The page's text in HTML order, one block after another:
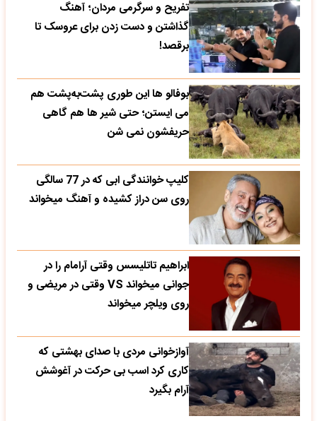
تفریح و سرگرمی مردان؛ آهنگ
گذاشتن و دست زدن برای عروسک تا
برقصد!
بوفالو ها این‌ طوری پشت‌به‌پشت هم
می‌ ایستن؛ حتی شیر ها هم گاهی
حریفشون نمی‌ شن
کلیپ خوانندگی ابی که در 77 سالگی
روی سن دراز کشیده و آهنگ میخواند
ابراهیم تاتلیسس وقتی آرامام را در
جوانی میخواند VS وقتی در مریضی و
روی ویلچر میخواند
آوازخوانی مردی با صدای بهشتی که
کاری کرد اسب بی حرکت در آغوشش
آرام بگیرد